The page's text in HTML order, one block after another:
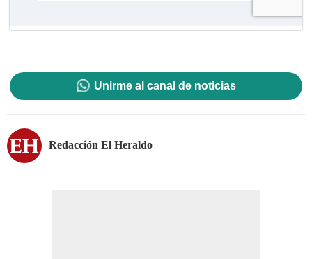
Unirme al canal de noticias
Redacción El Heraldo